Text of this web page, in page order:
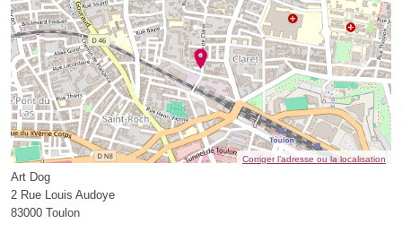
Corriger l’adresse ou la localisation
Art Dog
2 Rue Louis Audoye
83000 Toulon